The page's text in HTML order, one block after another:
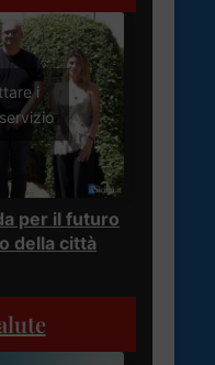
i
per il futuro
della città